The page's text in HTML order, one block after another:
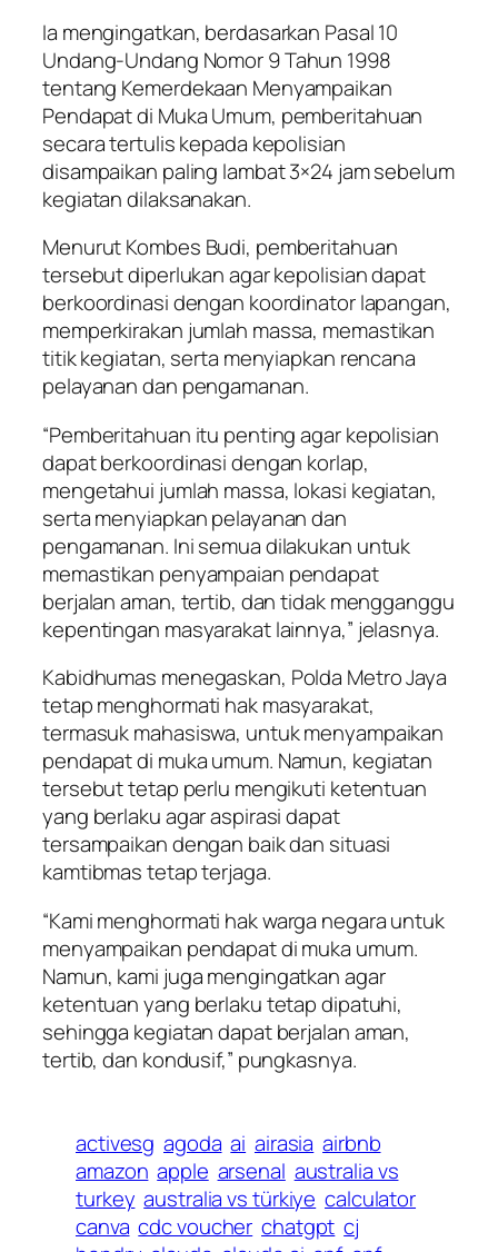
Ia mengingatkan, berdasarkan Pasal 10
Undang-Undang Nomor 9 Tahun 1998
tentang Kemerdekaan Menyampaikan
Pendapat di Muka Umum, pemberitahuan
secara tertulis kepada kepolisian
disampaikan paling lambat 3×24 jam sebelum
kegiatan dilaksanakan.
Menurut Kombes Budi, pemberitahuan
tersebut diperlukan agar kepolisian dapat
berkoordinasi dengan koordinator lapangan,
memperkirakan jumlah massa, memastikan
titik kegiatan, serta menyiapkan rencana
pelayanan dan pengamanan.
“Pemberitahuan itu penting agar kepolisian
dapat berkoordinasi dengan korlap,
mengetahui jumlah massa, lokasi kegiatan,
serta menyiapkan pelayanan dan
pengamanan. Ini semua dilakukan untuk
memastikan penyampaian pendapat
berjalan aman, tertib, dan tidak mengganggu
kepentingan masyarakat lainnya,” jelasnya.
Kabidhumas menegaskan, Polda Metro Jaya
tetap menghormati hak masyarakat,
termasuk mahasiswa, untuk menyampaikan
pendapat di muka umum. Namun, kegiatan
tersebut tetap perlu mengikuti ketentuan
yang berlaku agar aspirasi dapat
tersampaikan dengan baik dan situasi
kamtibmas tetap terjaga.
“Kami menghormati hak warga negara untuk
menyampaikan pendapat di muka umum.
Namun, kami juga mengingatkan agar
ketentuan yang berlaku tetap dipatuhi,
sehingga kegiatan dapat berjalan aman,
tertib, dan kondusif,” pungkasnya.
activesg agoda ai airasia airbnb
amazon apple arsenal australia vs
turkey australia vs türkiye calculator
canva cdc voucher chatgpt cj